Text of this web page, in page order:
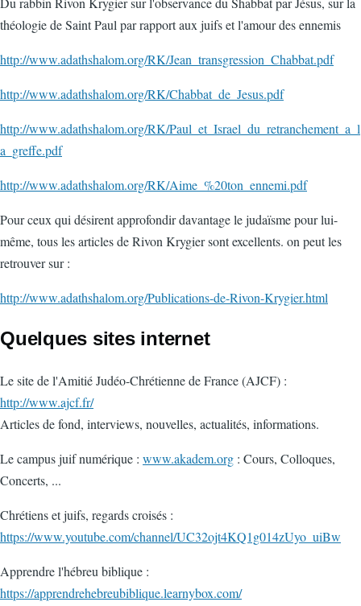
théologie de Saint Paul par rapport aux juifs et l'amour des ennemis
http://www.adathshalom.org/RK/Jean_transgression_Chabbat.pdf
http://www.adathshalom.org/RK/Chabbat_de_Jesus.pdf
http://www.adathshalom.org/RK/Paul_et_Israel_du_retranchement_a_l
a_greffe.pdf
http://www.adathshalom.org/RK/Aime_%20ton_ennemi.pdf
Pour ceux qui désirent approfondir davantage le judaïsme pour lui-
même, tous les articles de Rivon Krygier sont excellents. on peut les
retrouver sur :
http://www.adathshalom.org/Publications-de-Rivon-Krygier.html
Quelques sites internet
Le site de l'Amitié Judéo-Chrétienne de France (AJCF) :
http://www.ajcf.fr/
Articles de fond, interviews, nouvelles, actualités, informations.
Le campus juif numérique : www.akadem.org : Cours, Colloques,
Concerts, ...
Chrétiens et juifs, regards croisés :
https://www.youtube.com/channel/UC32ojt4KQ1g014zUyo_uiBw
Apprendre l'hébreu biblique :
https://apprendrehebreubiblique.learnybox.com/